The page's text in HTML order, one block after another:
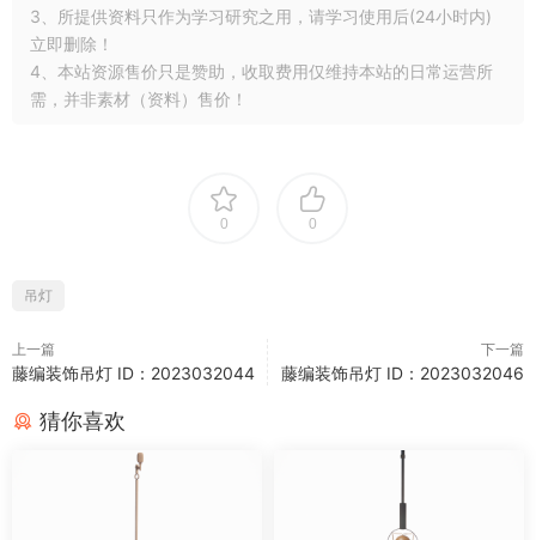
3、所提供资料只作为学习研究之用，请学习使用后(24小时内)
立即删除！
4、本站资源售价只是赞助，收取费用仅维持本站的日常运营所
需，并非素材（资料）售价！
0 0
吊灯
上一篇
藤编装饰吊灯 ID：2023032044
下一篇
藤编装饰吊灯 ID：2023032046
猜你喜欢